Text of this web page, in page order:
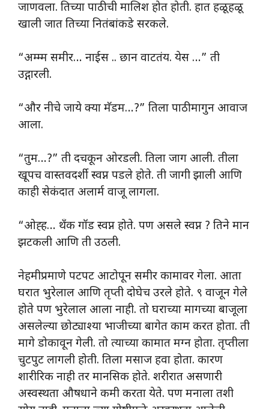
जाणवला. तिच्या पाठीची मालिश होत होती. हात हळूहळू
खाली जात तिच्या नितंबांकडे सरकले.
“अम्म्म समीर… नाईस .. छान वाटतंय. येस …” ती
उद्गारली.
“और नीचे जाये क्या मॅडम…?” तिला पाठीमागुन आवाज
आला.
“तुम…?” ती दचकून ओरडली. तिला जाग आली. तीला
खूपच वास्तवदर्शी स्वप्न पडले होते. ती जागी झाली आणि
काही सेकंदात अलार्म वाजू लागला.
“ओह्ह… थँक गॉड स्वप्न होते. पण असले स्वप्न ? तिने मान
झटकली आणि ती उठली.
नेहमीप्रमाणे पटपट आटोपून समीर कामावर गेला. आता
घरात भुरेलाल आणि तृप्ती दोघेच उरले होते. ९ वाजून गेले
होते पण भुरेलाल आला नाही. तो घराच्या मागच्या बाजूला
असलेल्या छोट्याश्या भाजीच्या बागेत काम करत होता. ती
मागे डोकावून गेली. तो त्याच्या कामात मग्न होता. तृप्तीला
चुटपुट लागली होती. तिला मसाज हवा होता. कारण
शारीरिक नाही तर मानसिक होते. शरीरात असणारी
अस्वस्थता औषधाने कमी करता येते. पण मनाला तशी